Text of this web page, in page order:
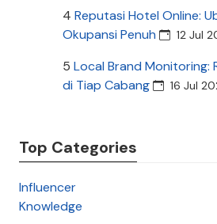
4 Reputasi Hotel Online:
Okupansi Penuh
12 Jul
5 Local Brand Monitoring:
di Tiap Cabang
16 Jul
Top Categories
Influencer
Knowledge